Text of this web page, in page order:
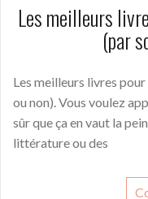
Les meilleurs
(par
Les meilleurs livres
ou non). Vous voulez
sûr que ça en vaut la
littérature ou des